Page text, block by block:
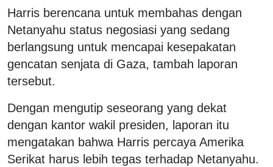
Harris berencana untuk membahas dengan
Netanyahu status negosiasi yang sedang
berlangsung untuk mencapai kesepakatan
gencatan senjata di Gaza, tambah laporan
tersebut.
Dengan mengutip seseorang yang dekat
dengan kantor wakil presiden, laporan itu
mengatakan bahwa Harris percaya Amerika
Serikat harus lebih tegas terhadap Netanyahu.